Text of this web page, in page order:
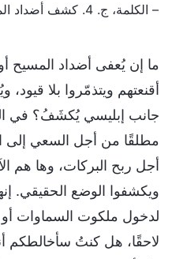
– الكلمة، ج. 4. كشف أضداد المسيح. البند التاسع (الجزء الثامن)
ما إن يُعفى أضداد المسيح
أقنعتهم ويتذمّروا بلا
جانب إبليسي يُكشَفُ؟ في
مطلقًا من أجل السعي إلى
أجل ربح البركات، وها هم
ويكشفوا الوضع الحقيقي.
لدخول ملكوت السماوات أو
لاحقًا، هل كنتُ سأخالطكم